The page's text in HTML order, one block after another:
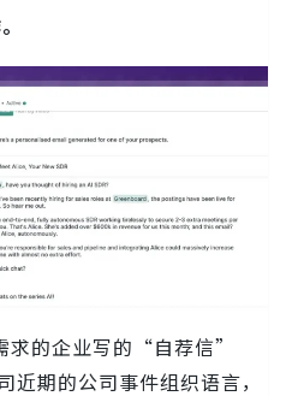
求的企业写的“自荐信”
期的公司事件组织语言，